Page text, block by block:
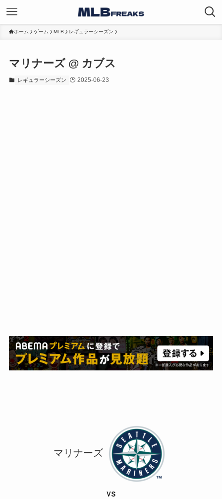
ホーム ゲーム MLB レギュラーシーズン
マリナーズ @ カブス
レギュラーシーズン 2025-06-23
マリナーズ
vs